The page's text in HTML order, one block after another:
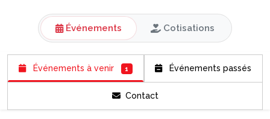
Événements Cotisations
Événements à venir 1 Événements passés
Contact